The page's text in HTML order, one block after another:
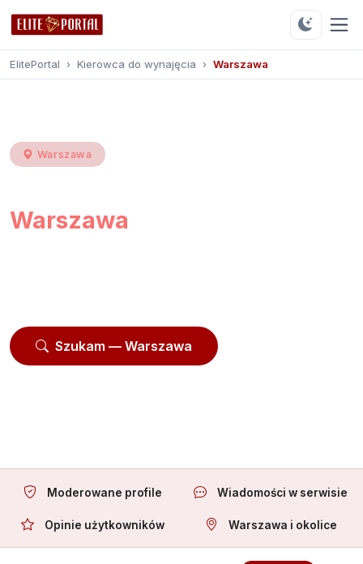
ElitePortal › Kierowca do wynajęcia › Warszawa
Warszawa
Warszawa
Szukam — Warszawa
Moderowane profile Wiadomości w serwisie
Opinie użytkowników Warszawa i okolice